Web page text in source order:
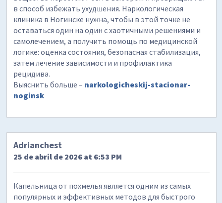
в способ избежать ухудшения. Наркологическая
клиника в Ногинске нужна, чтобы в этой точке не
оставаться один на один с хаотичными решениями и
самолечением, а получить помощь по медицинской
логике: оценка состояния, безопасная стабилизация,
затем лечение зависимости и профилактика
рецидива.
Выяснить больше – narkologicheskij-stacionar-
noginsk
Adrianchest
25 de abril de 2026 at 6:53 PM
Капельница от похмелья является одним из самых
популярных и эффективных методов для быстрого